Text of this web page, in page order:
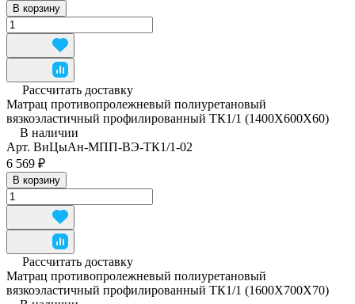
В корзину
Рассчитать доставку
Матрац противопролежневый полиуретановый
вязкоэластичный профилированный ТК1/1 (1400Х600Х60)
В наличии
Арт. ВиЦыАн-МПП-ВЭ-ТК1/1-02
6 569 ₽
В корзину
Рассчитать доставку
Матрац противопролежневый полиуретановый
вязкоэластичный профилированный ТК1/1 (1600Х700Х70)